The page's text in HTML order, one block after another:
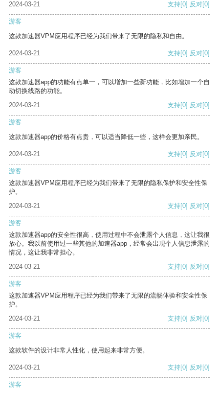
2024-03-21
支持[0] 反对[0]
游客
这款加速器VPM应用程序已经为我们带来了无限的隐私和自由。
2024-03-21 支持[0] 反对[0]
游客
这款加速器app的功能有点单一，可以增加一些新功能，比如增加一个自
动切换线路的功能。
2024-03-21
支持[0] 反对[0]
游客
这款加速器app的价格有点贵，可以适当降低一些，这样会更加亲民。
2024-03-21 支持[0] 反对[0]
游客
这款加速器VPM应用程序已经为我们带来了无限的隐私保护和安全性保
护。
2024-03-21
支持[0] 反对[0]
游客
这款加速器app的安全性很高，使用过程中不会泄露个人信息，这让我很
放心。我以前使用过一些其他的加速器app，经常会出现个人信息泄露的
情况，这让我非常担心。
2024-03-21
支持[0] 反对[0]
游客
这款加速器VPM应用程序已经为我们带来了无限的流畅体验和安全性保
护。
2024-03-21
支持[0] 反对[0]
游客
这款软件的设计非常人性化，使用起来非常方便。
2024-03-21 支持[0] 反对[0]
游客